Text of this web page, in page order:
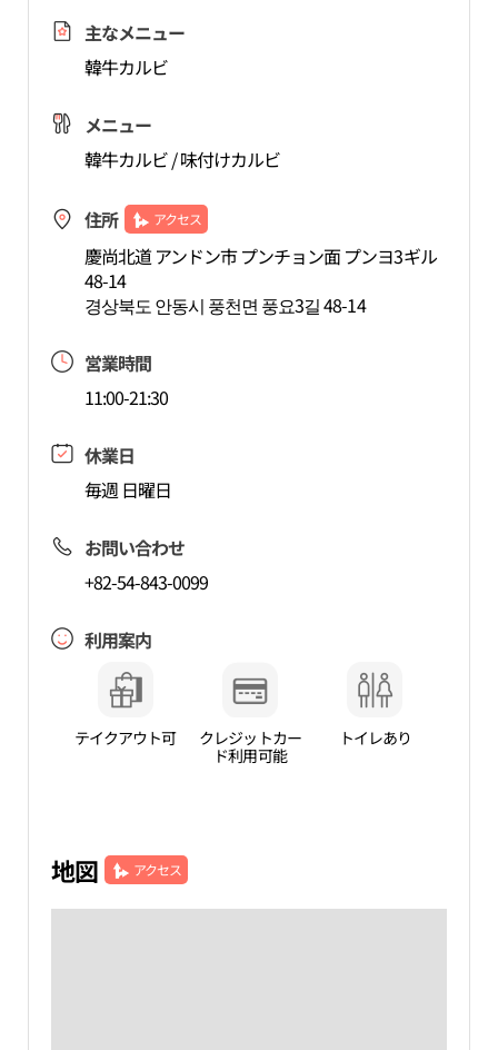
主なメニュー
韓牛カルビ
メニュー
韓牛カルビ / 味付けカルビ
住所 アクセス
慶尚北道 アンドン市 プンチョン面 プンヨ3ギル
48-14
경상북도 안동시 풍천면 풍요3길 48-14
営業時間
11:00-21:30
休業日
毎週 日曜日
お問い合わせ
+82-54-843-0099
利用案内
テイクアウト可
クレジットカー
ド利用可能
トイレあり
地図 アクセス